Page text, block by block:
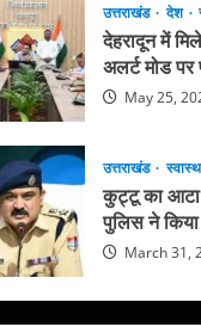
उत्तराखंड देश
देहरादून में
अलर्ट मोड
May 25,
उत्तराखंड स्वास्थ
कुट्टू का आटा
पुलिस ने किया
March 31,